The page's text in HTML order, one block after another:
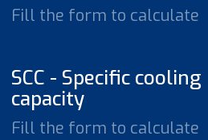
Fill the form to calculate
SCC - Specific cooling
capacity
Fill the form to calculate